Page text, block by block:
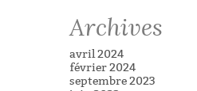
Archives
avril 2024
février 2024
septembre 2023